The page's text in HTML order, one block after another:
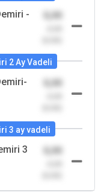
-
2 Ay Vadeli
3 ay vadeli
3